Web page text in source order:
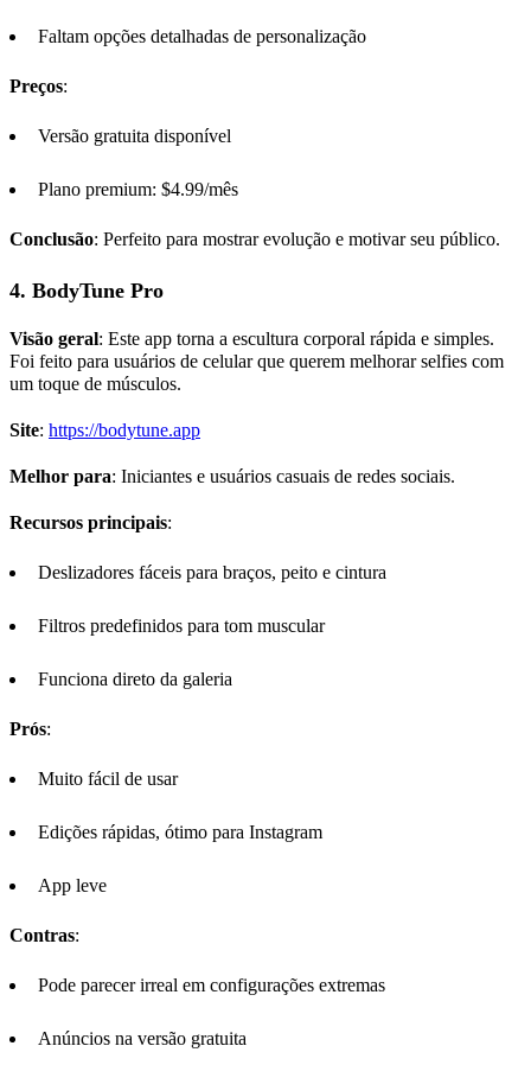
Faltam opções detalhadas de personalização
Preços:
Versão gratuita disponível
Plano premium: $4.99/mês
Conclusão: Perfeito para mostrar evolução e motivar seu público.
4. BodyTune Pro
Visão geral: Este app torna a escultura corporal rápida e simples.
Foi feito para usuários de celular que querem melhorar selfies com
um toque de músculos.
Site: https://bodytune.app
Melhor para: Iniciantes e usuários casuais de redes sociais.
Recursos principais:
Deslizadores fáceis para braços, peito e cintura
Filtros predefinidos para tom muscular
Funciona direto da galeria
Prós:
Muito fácil de usar
Edições rápidas, ótimo para Instagram
App leve
Contras:
Pode parecer irreal em configurações extremas
Anúncios na versão gratuita